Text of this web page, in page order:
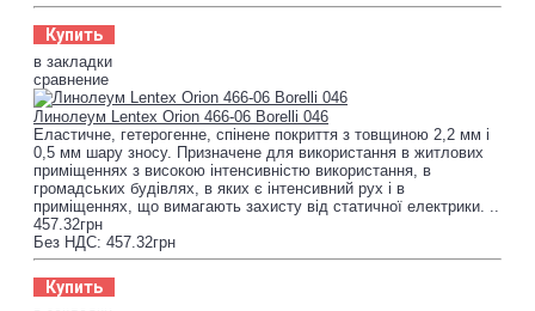
Купить
в закладки
сравнение
Линолеум Lentex Orion 466-06 Borelli 046
Еластичне, гетерогенне, спінене покриття з товщиною 2,2 мм і
0,5 мм шару зносу. Призначене для використання в житлових
приміщеннях з високою інтенсивністю використання, в
громадських будівлях, в яких є інтенсивний рух і в
приміщеннях, що вимагають захисту від статичної електрики. ..
457.32грн
Без НДС: 457.32грн
Купить